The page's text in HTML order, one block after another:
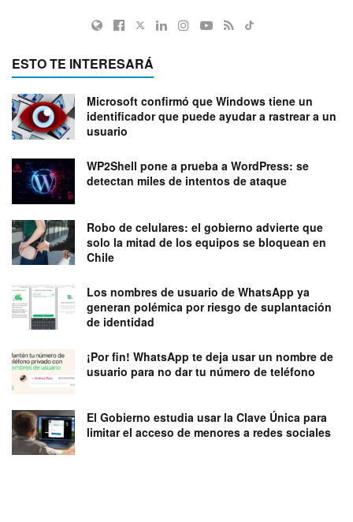
ESTO TE INTERESARÁ
Microsoft confirmó que Windows tiene un
identificador que puede ayudar a rastrear a un
usuario
WP2Shell pone a prueba a WordPress: se
detectan miles de intentos de ataque
Robo de celulares: el gobierno advierte que
solo la mitad de los equipos se bloquean en
Chile
Los nombres de usuario de WhatsApp ya
generan polémica por riesgo de suplantación
de identidad
¡Por fin! WhatsApp te deja usar un nombre de
usuario para no dar tu número de teléfono
El Gobierno estudia usar la Clave Única para
limitar el acceso de menores a redes sociales